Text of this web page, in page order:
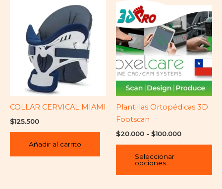
COLLAR CERVICAL MIAMI
$125.500
Añadir al carrito
Plantillas Ortopédicas 3D
Footscan
$20.000 - $100.000
de
precios:
desde
$20.000
hasta
$100.000
Seleccionar
opciones
se